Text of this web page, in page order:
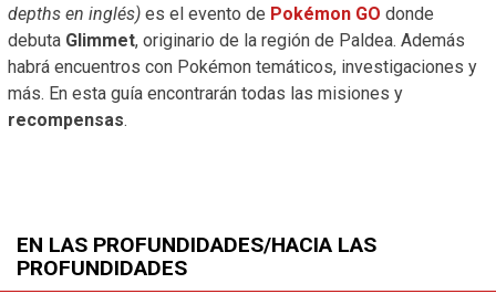
depths en inglés) es el evento de Pokémon GO donde
debuta Glimmet, originario de la región de Paldea. Además
habrá encuentros con Pokémon temáticos, investigaciones y
más. En esta guía encontrarán todas las misiones y
recompensas.
EN LAS PROFUNDIDADES/HACIA LAS
PROFUNDIDADES